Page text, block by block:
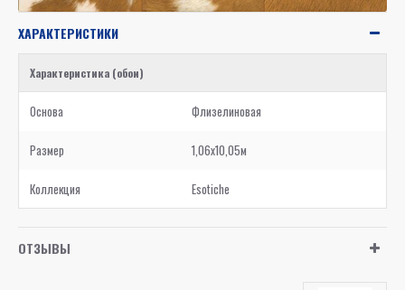
ХАРАКТЕРИСТИКИ
Характеристика (обои)
Основа Флизелиновая
Размер 1,06x10,05м
Коллекция Esotiche
ОТЗЫВЫ